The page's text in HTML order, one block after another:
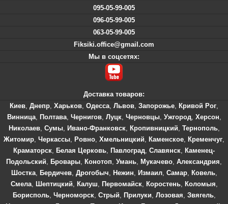
095-05-99-005
096-05-99-005
063-05-99-005
Fiksiki.office@gmail.com
Мы в соцсетях:
Доставка товаров:
Киев, Днепр, Харьков, Одесса, Львов, Запорожье, Кривой Рог,
Винница, Полтава, Чернигов, Луцк, Черновцы, Ужгород, Херсон,
Николаев, Сумы, Ивано-Франковск, Кропивницкий, Тернополь,
Житомир, Черкассы, Ровно, Хмельницкий, Каменское, Кременчуг,
Краматорск, Белая Церковь, Павлоград, Славянск, Каменец-
Подольский, Бровары, Конотоп, Умань, Мукачево, Александрия,
Шостка, Бердичев, Дрогобыч, Нежин, Измаил, Самар, Ковель,
Смела, Шептицкий, Калуш, Первомайск, Коростень, Коломыя,
Борисполь, Черноморск, Стрый, Прилуки, Лозовая, Звягель,